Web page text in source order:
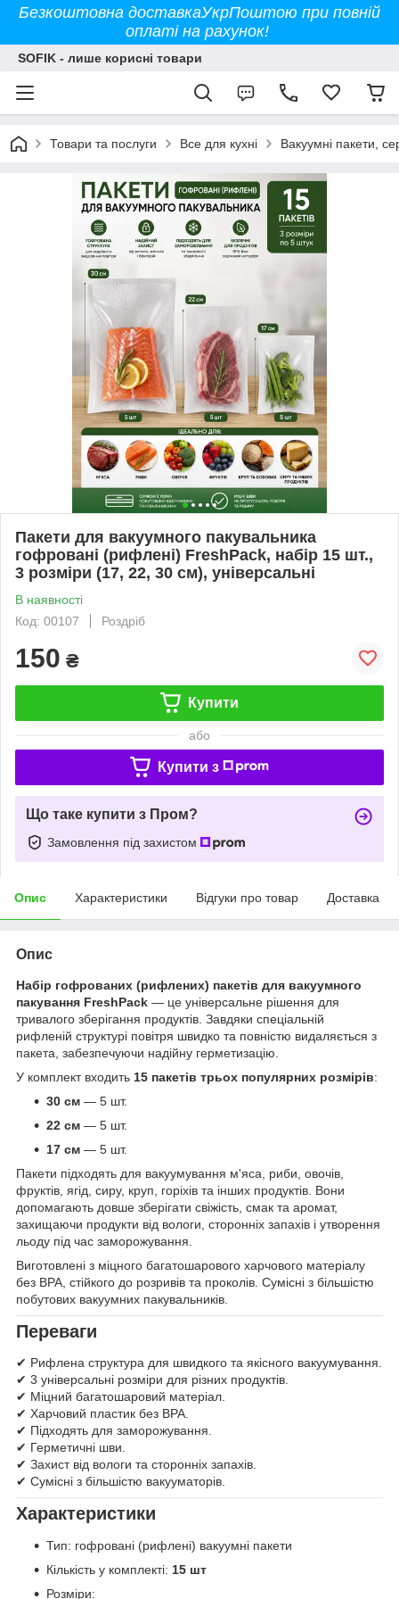
Безкоштовна доставкаУкрПоштою при повній
оплаті на рахунок!
SOFIK - лише корисні товари
Товари та послуги Все для кухні Вакуумні пакети,
Пакети для вакуумного пакувальника
гофровані (рифлені) FreshPack, набір 15 шт.,
3 розміри (17, 22, 30 см), універсальні
В наявності
Код: 00107
Роздріб
150 ₴
Купити
або
Купити з
Що таке купити з Пром?
Замовлення під захистом
Опис Характеристики Відгуки про товар Доставка
Опис
Набір гофрованих (рифлених) пакетів для вакуумного
пакування FreshPack — це універсальне рішення для
тривалого зберігання продуктів. Завдяки спеціальній
рифленій структурі повітря швидко та повністю видаляється з
пакета, забезпечуючи надійну герметизацію.
У комплект входить 15 пакетів трьох популярних розмірів:
30 см — 5 шт.
22 см — 5 шт.
17 см — 5 шт.
Пакети підходять для вакуумування м'яса, риби, овочів,
фруктів, ягід, сиру, круп, горіхів та інших продуктів. Вони
допомагають довше зберігати свіжість, смак та аромат,
захищаючи продукти від вологи, сторонніх запахів і утворення
льоду під час заморожування.
Виготовлені з міцного багатошарового харчового матеріалу
без BPA, стійкого до розривів та проколів. Сумісні з більшістю
побутових вакуумних пакувальників.
Переваги
✔ Рифлена структура для швидкого та якісного вакуумування.
✔ 3 універсальні розміри для різних продуктів.
✔ Міцний багатошаровий матеріал.
✔ Харчовий пластик без BPA.
✔ Підходять для заморожування.
✔ Герметичні шви.
✔ Захист від вологи та сторонніх запахів.
✔ Сумісні з більшістю вакууматорів.
Характеристики
Тип: гофровані (рифлені) вакуумні пакети
Кількість у комплекті: 15 шт
Розміри: